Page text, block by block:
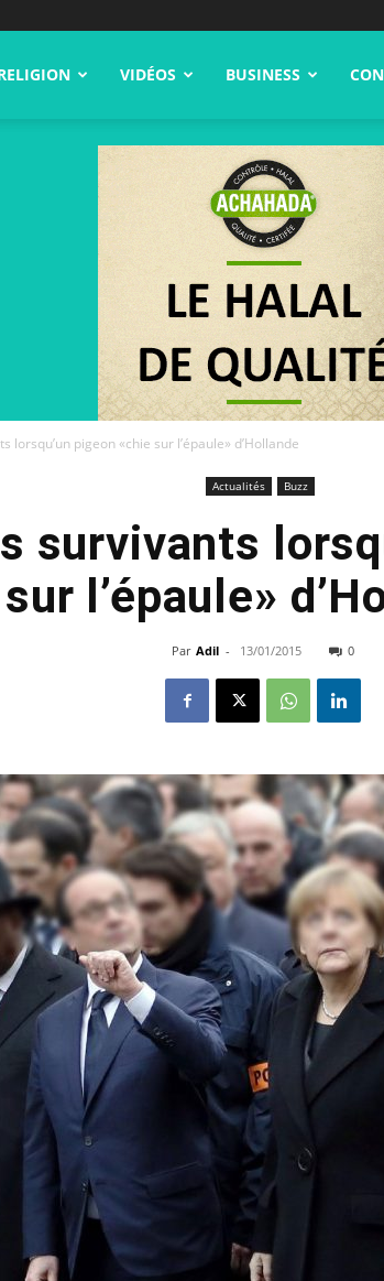
VIDÉOS BUSINESS
lorsqu’un pigeon «chie sur l’épaule» d’Hollande
Actualités Buzz
survivants
sur l’épaule»
Par Adil - 13/01/2015 0